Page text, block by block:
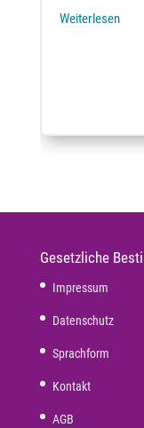
Weiterlesen
Gesetzliche
Impressum
Datenschutz
Sprachform
Kontakt
AGB